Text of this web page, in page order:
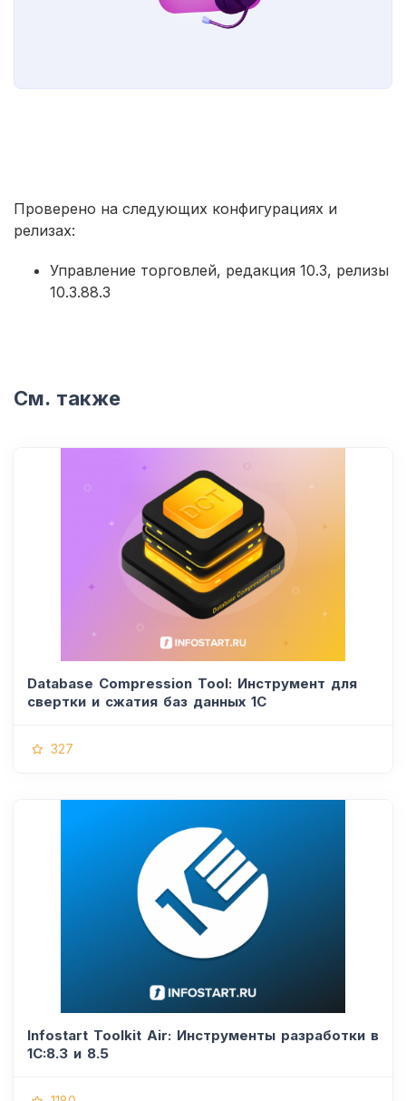
Проверено на следующих конфигурациях и
релизах:
Управление торговлей, редакция 10.3, релизы
10.3.88.3
См. также
Database Compression Tool: Инструмент для
свертки и сжатия баз данных 1С
327
Infostart Toolkit Air: Инструменты разработки в
1С:8.3 и 8.5